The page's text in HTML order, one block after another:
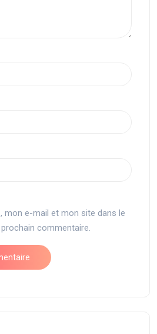
mon e-mail et mon site dans le
commentaire.